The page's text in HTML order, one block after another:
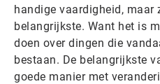
handige vaardigheid, maar
belangrijkste. Want het is
doen over dingen die
bestaan. De belangrijkste
goede manier met